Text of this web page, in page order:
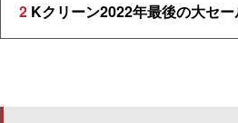
2 Kクリーン2022年最後の大セー